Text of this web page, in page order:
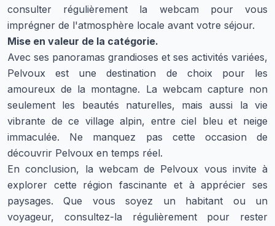
consulter régulièrement la webcam pour vous
imprégner de l'atmosphère locale avant votre séjour.
Mise en valeur de la catégorie.
Avec ses panoramas grandioses et ses activités variées,
Pelvoux est une destination de choix pour les
amoureux de la montagne. La webcam capture non
seulement les beautés naturelles, mais aussi la vie
vibrante de ce village alpin, entre ciel bleu et neige
immaculée. Ne manquez pas cette occasion de
découvrir Pelvoux en temps réel.
En conclusion, la webcam de Pelvoux vous invite à
explorer cette région fascinante et à apprécier ses
paysages. Que vous soyez un habitant ou un
voyageur, consultez-la régulièrement pour rester